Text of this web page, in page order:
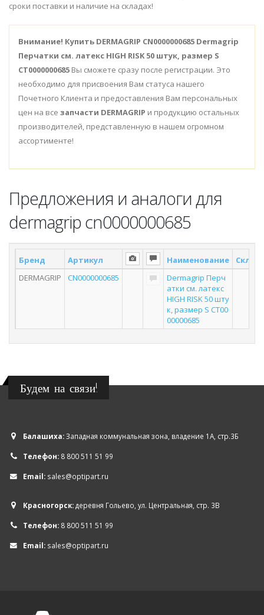
сроки поставки и наличие на складах!
Внимание! Купить DERMAGRIP CN0000000685 Dermagrip
Перчатки см. латекс HIGH RISK 50 штук, размер S
CТ0000000685 Вы сможете сразу после регистрации. Это
необходимо для присвоения Вам статуса нашего
Почетного Клиента и предоставления Вам персональных
цен на все запчасти DERMAGRIP и продукцию остальных
производителей, представленную в нашем огромном
ассортименте!
Предложения и аналоги для
dermagrip cn0000000685
Бренд Артикул Наименование
Склад
DERMAGRIP
CN0000000685
Dermagrip Перч
атки см. латекс
HIGH RISK 50 шту
к, размер S CТ00
00000685
Будем на связи!
Балашиха:Западная коммунальная зона, владение 1А, стр.3Б
Телефон: 8 800 511 51 99
Email: sales@optipart.ru
Красногорск:деревня Гольево, ул. Центральная, стр. 3В
Телефон: 8 800 511 51 99
Email: sales@optipart.ru